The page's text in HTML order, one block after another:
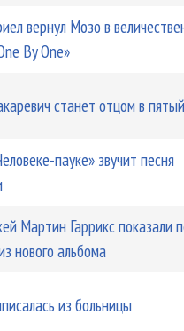
вернул Мозо в
By One»
станет отцом в
пауке» звучит песня
Мартин Гаррикс показали
нового альбома
из больницы